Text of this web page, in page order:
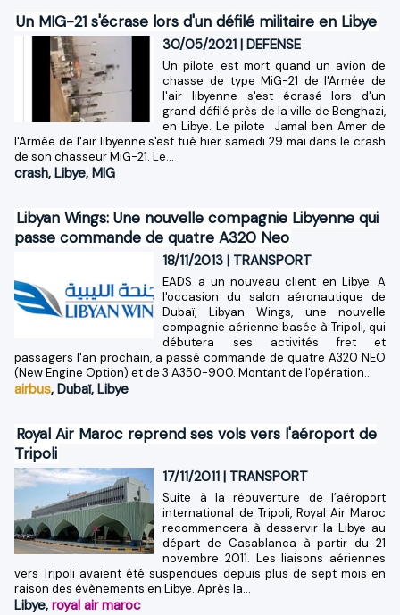
Un MIG-21 s'écrase lors d'un défilé militaire en Libye
30/05/2021 |DEFENSE
Un pilote est mort quand un avion de
chasse de type MiG-21 de l'Armée de
l'air libyenne s'est écrasé lors d'un
grand défilé près de la ville de Benghazi,
en Libye. Le pilote Jamal ben Amer de
l'Armée de l'air libyenne s'est tué hier samedi 29 mai dans le crash
de son chasseur MiG-21. Le...
crash, Libye, MIG
Libyan Wings: Une nouvelle compagnie Libyenne qui
passe commande de quatre A320 Neo
18/11/2013 | TRANSPORT
EADS a un nouveau client en Libye. A
l'occasion du salon aéronautique de
Dubaï, Libyan Wings, une nouvelle
compagnie aérienne basée à Tripoli, qui
débutera ses activités fret et
passagers l'an prochain, a passé commande de quatre A320 NEO
(New Engine Option) et de 3 A350-900. Montant de l'opération...
airbus, Dubaï, Libye
Royal Air Maroc reprend ses vols vers l'aéroport de
Tripoli
17/11/2011 | TRANSPORT
Suite à la réouverture de l’aéroport
international de Tripoli, Royal Air Maroc
recommencera à desservir la Libye au
départ de Casablanca à partir du 21
novembre 2011. Les liaisons aériennes
vers Tripoli avaient été suspendues depuis plus de sept mois en
raison des évènements en Libye. Après la...
Libye, royal air maroc